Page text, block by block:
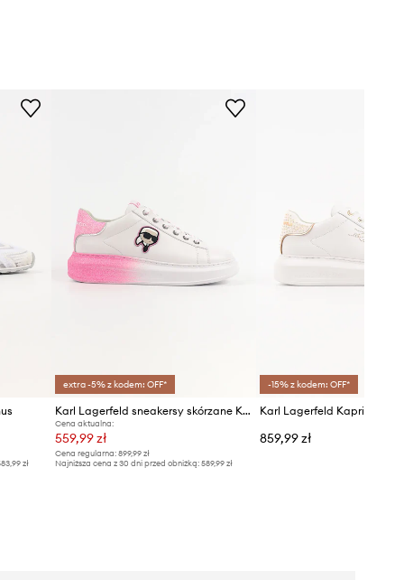
zł
extra -5% z kodem: OFF*
Karl Lagerfeld sneakersy skórzane KAPRI
Cena aktualna:
559,99 zł
Cena regularna:899,99 zł
Najniższa cena z 30 dni przed obniżką:589,99 zł
-15% z kodem: OFF*
859,99 zł